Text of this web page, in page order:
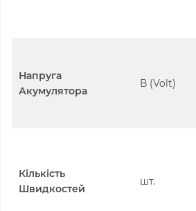
Напруга
Акумулятора
В (Volt)
Кількість
Швидкостей
шт.